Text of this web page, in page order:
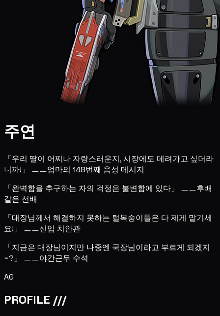
주연
「우리 딸이 어찌나 자랑스러운지, 시장에도 데려가고 싶더라
니까!」 ㅡㅡ엄마의 148번째 음성 메시지
「완벽함을 추구하는 자의 걱정은 불변함에 있다」 ㅡㅡ후배
같은 선배
「대장님께서 해결하지 못하는 털복숭이들은 다 제게 맡기세
요!」 ㅡㅡ신입 치안관
「지금은 대장님이지만 나중엔 국장님이라고 부르게 되겠지
~?」 ㅡㅡ야간근무 수석
AG
PROFILE ///